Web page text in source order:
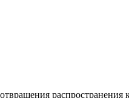
распространения